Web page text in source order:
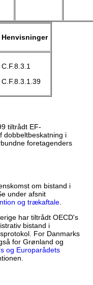
Henvisninger
C.F.8.3.1
C.F.8.3.1.39
tiltrådt EF-
dobbeltbeskatning i
foretagenders
om bistand i
under afsnit
og trækaftale.
har tiltrådt OECD's
bistand i
For Danmarks
for Grønland og
og Europarådets